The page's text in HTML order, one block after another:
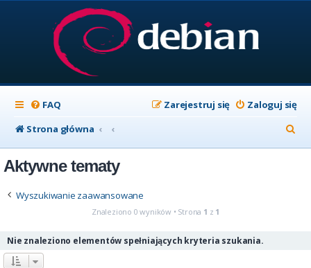
FAQ Zaloguj się
Zarejestruj się
Strona główna
z
Aktywne tematy
Wyszukiwanie zaawansowane
Znaleziono 0 wyników • Strona 1 z 1
Nie znaleziono elementów spełniających kryteria szukania.